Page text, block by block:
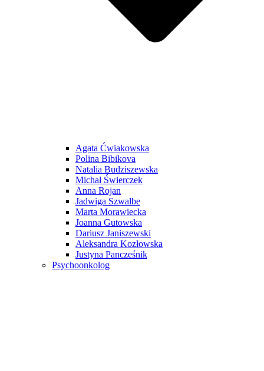
Agata Ćwiakowska
Polina Bibikova
Natalia Budziszewska
Michał Świerczek
Anna Rojan
Jadwiga Szwalbe
Marta Morawiecka
Joanna Gutowska
Dariusz Janiszewski
Aleksandra Kozłowska
Justyna Pancześnik
Psychoonkolog